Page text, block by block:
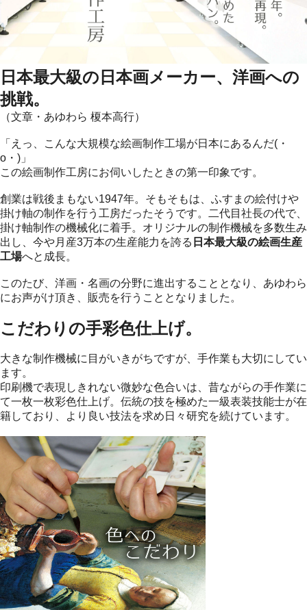
日本最大級の日本画メーカー、洋画への
挑戦。
（文章・あゆわら 榎本高行）
「えっ、こんな大規模な絵画制作工場が日本にあるんだ(・
o・)」
この絵画制作工房にお伺いしたときの第一印象です。
創業は戦後まもない1947年。そもそもは、ふすまの絵付けや
掛け軸の制作を行う工房だったそうです。二代目社長の代で、
掛け軸制作の機械化に着手。オリジナルの制作機械を多数生み
出し、今や月産3万本の生産能力を誇る 日本最大級の絵画生産
工場へと成長。
このたび、洋画・名画の分野に進出することとなり、あゆわら
にお声がけ頂き、販売を行うこととなりました。
こだわりの手彩色仕上げ。
大きな制作機械に目がいきがちですが、手作業も大切にしてい
ます。
印刷機で表現しきれない微妙な色合いは、昔ながらの手作業に
て一枚一枚彩色仕上げ。伝統の技を極めた一級表装技能士が在
籍しており、より良い技法を求め日々研究を続けています。